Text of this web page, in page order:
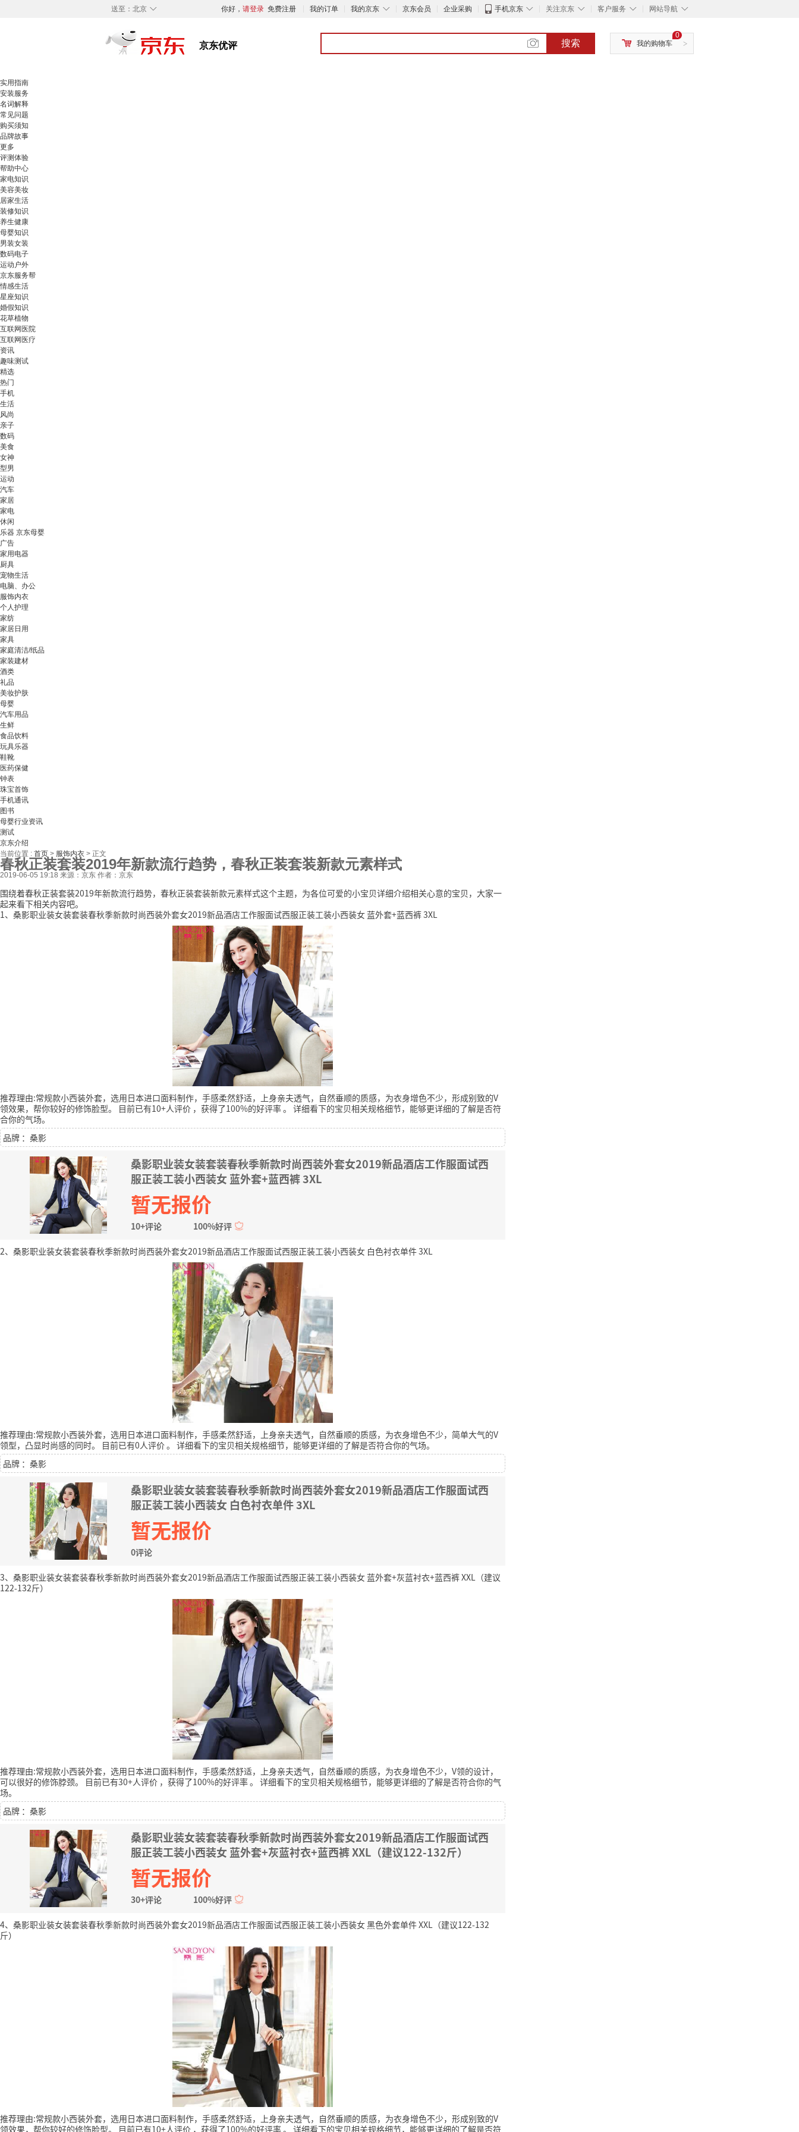
◇
送至： 北京 你好， 请登录 免费注册 我的订单 ◇
我的京东 京东会员 企业采购 ◇
手机京东 ◇
关注京东 ◇
客户服务 ◇
网站导航
搜索 >
0
我的购物车
实用指南
安装服务
名词解释
常见问题
购买须知
品牌故事
更多
评测体验
帮助中心
家电知识
美容美妆
居家生活
装修知识
养生健康
母婴知识
男装女装
数码电子
运动户外
京东服务帮
情感生活
星座知识
婚假知识
花草植物
互联网医院
互联网医疗
资讯
趣味测试
精选
热门
手机
生活
风尚
亲子
数码
美食
女神
型男
运动
汽车
家居
家电
休闲
乐器 京东母婴
广告
家用电器
厨具
宠物生活
电脑、办公
服饰内衣
个人护理
家纺
家居日用
家具
家庭清洁/纸品
家装建材
酒类
礼品
美妆护肤
母婴
汽车用品
生鲜
食品饮料
玩具乐器
鞋靴
医药保健
钟表
珠宝首饰
手机通讯
图书
母婴行业资讯
测试
京东介绍
当前位置 : 首页 > 服饰内衣 > 正文
春秋正装套装2019年新款流行趋势，春秋正装套装新款元素样式
2019-06-05 19:18 来源：京东 作者：京东
围绕着春秋正装套装2019年新款流行趋势，春秋正装套装新款元素样式这个主题，为各位可爱的小宝贝详细介绍相关心意的宝贝，大家一
起来看下相关内容吧。
1、桑影职业装女装套装春秋季新款时尚西装外套女2019新品酒店工作服面试西服正装工装小西装女 蓝外套+蓝西裤 3XL
推荐理由:常规款小西装外套，选用日本进口面料制作，手感柔然舒适，上身亲夫透气，自然垂顺的质感，为衣身增色不少，形成别致的V
领效果，帮你较好的修饰脸型。
目前已有10+人评价 ，获得了100%的好评率。 详细看下的宝贝相关规格细节，能够更详细的了解是否符
合你的气场。
品牌 ：桑影
桑影职业装女装套装春秋季新款时尚西装外套女2019新品酒店工作服面试西
服正装工装小西装女 蓝外套+蓝西裤 3XL
暂无报价
10+评论 100%好评
2、桑影职业装女装套装春秋季新款时尚西装外套女2019新品酒店工作服面试西服正装工装小西装女 白色衬衣单件 3XL
推荐理由:常规款小西装外套，选用日本进口面料制作，手感柔然舒适，上身亲夫透气，自然垂顺的质感，为衣身增色不少，简单大气的V
领型，凸显时尚感的同时。
目前已有0人评价。 详细看下的宝贝相关规格细节，能够更详细的了解是否符合你的气场。
品牌 ：桑影
桑影职业装女装套装春秋季新款时尚西装外套女2019新品酒店工作服面试西
服正装工装小西装女 白色衬衣单件 3XL
暂无报价
0评论
3、桑影职业装女装套装春秋季新款时尚西装外套女2019新品酒店工作服面试西服正装工装小西装女 蓝外套+灰蓝衬衣+蓝西裤 XXL（建议
122-132斤）
推荐理由:常规款小西装外套，选用日本进口面料制作，手感柔然舒适，上身亲夫透气，自然垂顺的质感，为衣身增色不少，V领的设计，
可以很好的修饰脖颈。
目前已有30+人评价 ，获得了100%的好评率。 详细看下的宝贝相关规格细节，能够更详细的了解是否符合你的气
场。
品牌 ：桑影
桑影职业装女装套装春秋季新款时尚西装外套女2019新品酒店工作服面试西
服正装工装小西装女 蓝外套+灰蓝衬衣+蓝西裤 XXL（建议122-132斤）
暂无报价
30+评论 100%好评
4、桑影职业装女装套装春秋季新款时尚西装外套女2019新品酒店工作服面试西服正装工装小西装女 黑色外套单件 XXL（建议122-132
斤）
推荐理由:常规款小西装外套，选用日本进口面料制作，手感柔然舒适，上身亲夫透气，自然垂顺的质感，为衣身增色不少，形成别致的V
领效果，帮你较好的修饰脸型。
目前已有10+人评价 ，获得了100%的好评率。 详细看下的宝贝相关规格细节，能够更详细的了解是否符